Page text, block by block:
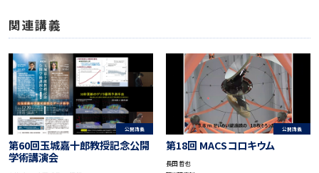
関連講義
公開講義
第60回玉城嘉十郎教授記念公開
学術講演会
公開講義
第18回 MACSコロキウム
長田 哲也